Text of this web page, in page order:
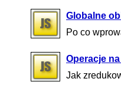
Globalne
Po co
Operacje
Jak